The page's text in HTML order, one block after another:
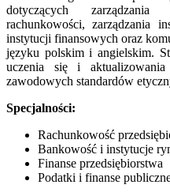
dotyczących
rachunkowości, zarządzania
instytucji finansowych oraz
języku polskim i angielskim.
uczenia się i
zawodowych standardów
Specjalności:
Rachunkowość
Bankowość i instytucje
Finanse przedsiębiorstwa
Podatki i finanse